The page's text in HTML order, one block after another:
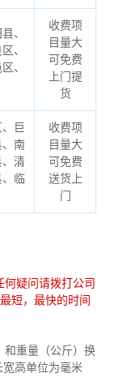
、
、
、
收费项
目量大
可免费
上门提
货
巨
、南
、清
、临
收费项
目量大
可免费
送货上
门
何疑问请拨打公司
短，最快的时间
重量（公斤）换
高单位为毫米